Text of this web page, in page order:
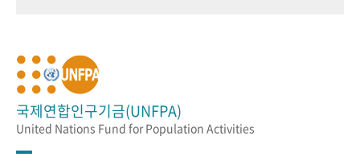
국제연합인구기금(UNFPA)
United Nations Fund for Population Activities